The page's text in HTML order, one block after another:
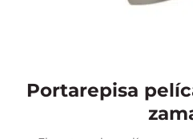
Portarepisa